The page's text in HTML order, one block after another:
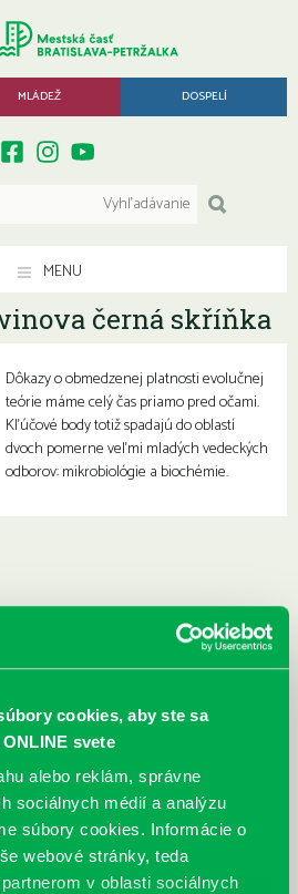
cookies, aby ste sa
svete
alebo reklám, správne
sociálnych médií a analýzu
súbory cookies. Informácie o
webové stránky, teda
v oblasti sociálnych
MLÁDEŽ DOSPELÍ
MENU
černá skříňka
Dôkazy o obmedzenej platnosti evolučnej
teórie máme celý čas priamo pred očami.
Kľúčové body totiž spadajú do oblastí
dvoch pomerne veľmi mladých vedeckých
odborov: mikrobiológie a biochémie.